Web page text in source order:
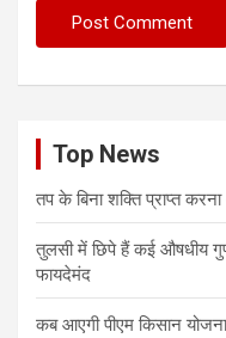
Top News
तप के बिना शक्ति प्राप्त करना
तुलसी में छिपे हैं कई औषधीय
फायदेमंद
कब आएगी पीएम किसान